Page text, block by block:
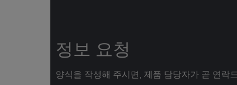
정보 요청
양식을 작성해 주시면, 제품 담당자가 곧 연락